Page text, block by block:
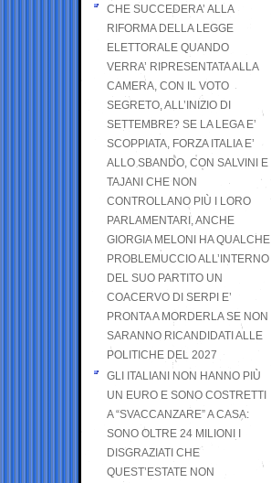
CHE SUCCEDERA’ ALLA
RIFORMA DELLA LEGGE
ELETTORALE QUANDO
VERRA’ RIPRESENTATA ALLA
CAMERA, CON IL VOTO
SEGRETO, ALL’INIZIO DI
SETTEMBRE? SE LA LEGA E’
SCOPPIATA, FORZA ITALIA E’
ALLO SBANDO, CON SALVINI E
TAJANI CHE NON
CONTROLLANO PIÙ I LORO
PARLAMENTARI, ANCHE
GIORGIA MELONI HA QUALCHE
PROBLEMUCCIO ALL’INTERNO
DEL SUO PARTITO UN
COACERVO DI SERPI E’
PRONTA A MORDERLA SE NON
SARANNO RICANDIDATI ALLE
POLITICHE DEL 2027
GLI ITALIANI NON HANNO PIÙ
UN EURO E SONO COSTRETTI
A “SVACCANZARE” A CASA:
SONO OLTRE 24 MILIONI I
DISGRAZIATI CHE
QUEST’ESTATE NON